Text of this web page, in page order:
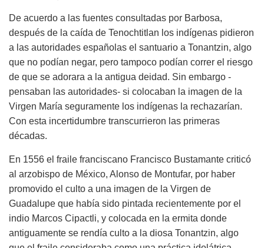
De acuerdo a las fuentes consultadas por Barbosa,
después de la caída de Tenochtitlan los indígenas pidieron
a las autoridades españolas el santuario a Tonantzin, algo
que no podían negar, pero tampoco podían correr el riesgo
de que se adorara a la antigua deidad. Sin embargo -
pensaban las autoridades- si colocaban la imagen de la
Virgen María seguramente los indígenas la rechazarían.
Con esta incertidumbre transcurrieron las primeras
décadas.
En 1556 el fraile franciscano Francisco Bustamante criticó
al arzobispo de México, Alonso de Montufar, por haber
promovido el culto a una imagen de la Virgen de
Guadalupe que había sido pintada recientemente por el
indio Marcos Cipactli, y colocada en la ermita donde
antiguamente se rendía culto a la diosa Tonantzin, algo